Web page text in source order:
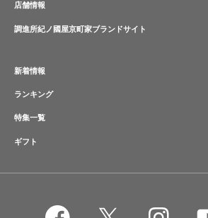
店舗情報
調進所紀ノ國屋京町家ブランドサイト
新着情報
ランキング
特集一覧
ギフト